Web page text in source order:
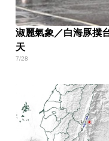
淑麗氣象／白海豚撲
天
7/28